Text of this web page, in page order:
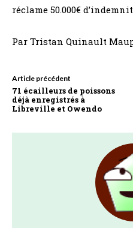
réclame 50.000€
Par Tristan Quinault
Article précédent
71 écailleurs de poissons
déjà enregistrés à
Libreville et Owendo